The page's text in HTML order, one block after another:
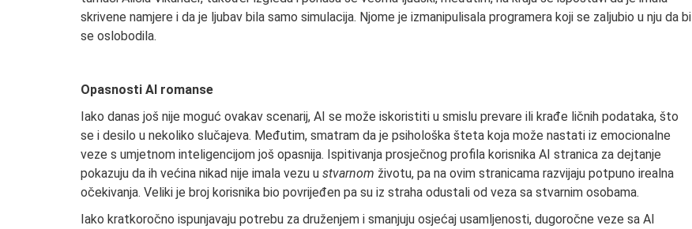
skrivene namjere i da je ljubav bila samo simulacija. Njome je izmanipulisala programera koji se zaljubio u nju da bi
se oslobodila.
Opasnosti AI romanse
Iako danas još nije moguć ovakav scenarij, AI se može iskoristiti u smislu prevare ili krađe ličnih podataka, što
se i desilo u nekoliko slučajeva. Međutim, smatram da je psihološka šteta koja može nastati iz emocionalne
veze s umjetnom inteligencijom još opasnija. Ispitivanja prosječnog profila korisnika AI stranica za dejtanje
pokazuju da ih većina nikad nije imala vezu u stvarnom životu, pa na ovim stranicama razvijaju potpuno irealna
očekivanja. Veliki je broj korisnika bio povrijeđen pa su iz straha odustali od veza sa stvarnim osobama.
Iako kratkoročno ispunjavaju potrebu za druženjem i smanjuju osjećaj usamljenosti, dugoročne veze sa AI